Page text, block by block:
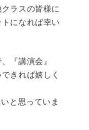
ラスの皆様に
になれば幸い
『講演会』
きれば嬉しく
と思っていま